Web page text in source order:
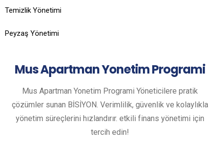
Temizlik Yönetimi
Peyzaş Yönetimi
MusApartman Yonetim Programi
Mus Apartman Yonetim Programi Yöneticilere pratik
çözümler sunan BİSİYON. Verimlilik, güvenlik ve kolaylıkla
yönetim süreçlerini hızlandırır. etkili finans yönetimi için
tercih edin!